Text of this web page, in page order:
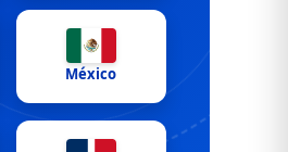
México